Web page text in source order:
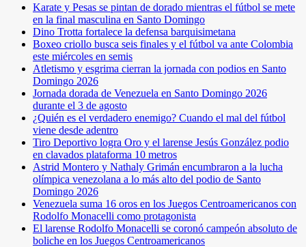
Karate y Pesas se pintan de dorado mientras el fútbol se mete
en la final masculina en Santo Domingo
Dino Trotta fortalece la defensa barquisimetana
Boxeo criollo busca seis finales y el fútbol va ante Colombia
este miércoles en semis
Atletismo y esgrima cierran la jornada con podios en Santo
Domingo 2026
Jornada dorada de Venezuela en Santo Domingo 2026
durante el 3 de agosto
¿Quién es el verdadero enemigo? Cuando el mal del fútbol
viene desde adentro
Tiro Deportivo logra Oro y el larense Jesús González podio
en clavados plataforma 10 metros
Astrid Montero y Nathaly Grimán encumbraron a la lucha
olímpica venezolana a lo más alto del podio de Santo
Domingo 2026
Venezuela suma 16 oros en los Juegos Centroamericanos con
Rodolfo Monacelli como protagonista
El larense Rodolfo Monacelli se coronó campeón absoluto de
boliche en los Juegos Centroamericanos